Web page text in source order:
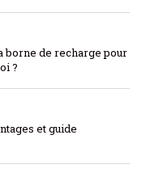
borne de recharge pour
?
et guide